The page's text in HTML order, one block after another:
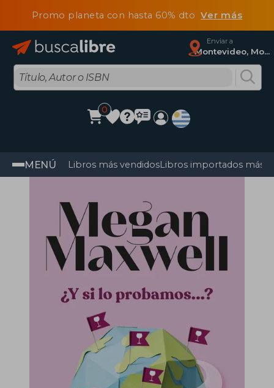
Promo planeta con hasta 60% dtoVer más
Enviar a
Montevideo, Montevideo
0
MENÚ Libros más vendidosLibros importados más